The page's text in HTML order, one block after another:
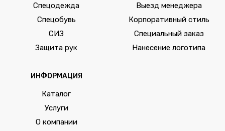
Спецодежда
Спецобувь
СИЗ
Защита рук
Выезд менеджера
Корпоративный стиль
Специальный заказ
Нанесение логотипа
ИНФОРМАЦИЯ
Каталог
Услуги
О компании